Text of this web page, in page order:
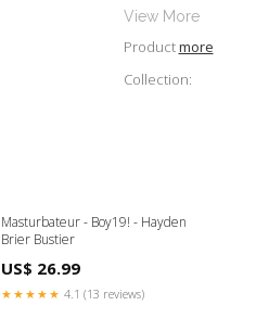
View More
Productmore
Collection:
Masturbateur - Boy19! - Hayden
Brier Bustier
US$ 26.99
★★★★★ 4.1 (13 reviews)